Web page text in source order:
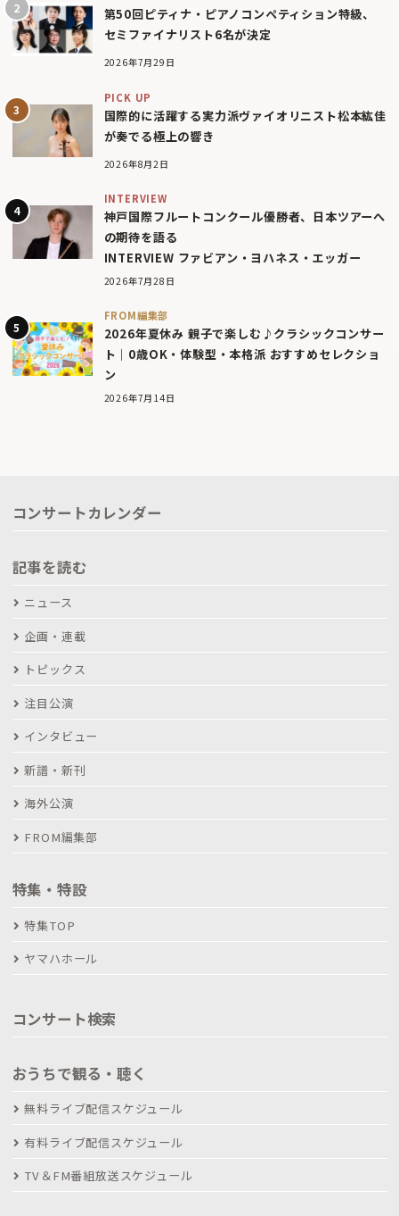
第50回ピティナ・ピアノコンペティション特級、
セミファイナリスト6名が決定
2026年7月29日
PICK UP
国際的に活躍する実力派ヴァイオリニスト松本紘佳
が奏でる極上の響き
2026年8月2日
INTERVIEW
神戸国際フルートコンクール優勝者、日本ツアーへ
の期待を語る
INTERVIEW ファビアン・ヨハネス・エッガー
2026年7月28日
FROM編集部
2026年夏休み 親子で楽しむ♪クラシックコンサー
ト｜0歳OK・体験型・本格派 おすすめセレクショ
ン
2026年7月14日
コンサートカレンダー
記事を読む
ニュース
企画・連載
トピックス
注目公演
インタビュー
新譜・新刊
海外公演
FROM編集部
特集・特設
特集TOP
ヤマハホール
コンサート検索
おうちで観る・聴く
無料ライブ配信スケジュール
有料ライブ配信スケジュール
TV＆FM番組放送スケジュール